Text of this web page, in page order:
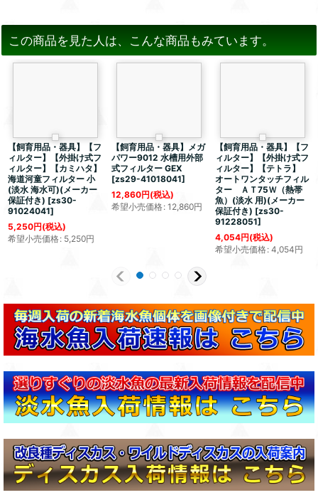
この商品を見た人は、こんな商品もみています。
【飼育用品・器具】【フ
ィルター】【外掛け式フ
ィルター】【カミハタ】
海道河童フィルター 小
(淡水 海水可)(メーカー
保証付き) [zs30-
91024041]
5,250円(税込)
希望小売価格: 5,250円
【飼育用品・器具】メガ
パワー9012 水槽用外部
式フィルター GEX
[zs29-41018041]
12,860円(税込)
希望小売価格: 12,860円
【飼育用品・器具】【フ
ィルター】【外掛け式フ
ィルター】【テトラ】
オートワンタッチフィル
ター ＡＴ75Ｗ（熱帯
魚）(淡水 用)(メーカー
保証付き) [zs30-
91228051]
4,054円(税込)
希望小売価格: 4,054円